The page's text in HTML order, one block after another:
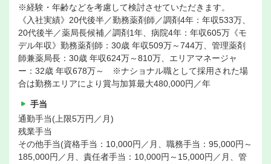
※経験・年齢などを考慮して検討させていただきます。
《入社実績》20代後半／勤務薬剤師／調剤4年：年収533万、
20代後半／薬局長候補／調剤1年、病院4年：年収605万《モ
デル年収》勤務薬剤師：30歳 年収509万～744万、管理薬剤
師兼薬局長：30歳 年収624万～810万、エリアマネージャ
ー：32歳 年収678万～ ※ナショナル職として採用された場
合は勤務エリアにより賞与加算最大480,000円／年
手当
通勤手当(上限5万円／月)
残業手当
その他手当(資格手当：10,000円／月、職務手当：95,000円～
185,000円／月、責任者手当：10,000円～15,000円／月、管